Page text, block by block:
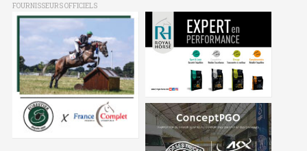
FOURNISSEURS OFFICIELS